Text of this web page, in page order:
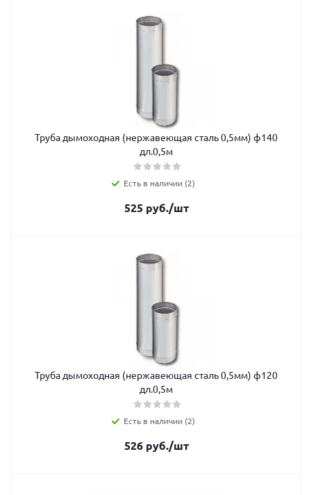
Труба дымоходная (нержавеющая сталь 0,5мм) ф140
дл.0,5м
Есть в наличии (2)
525руб./шт
Труба дымоходная (нержавеющая сталь 0,5мм) ф120
дл.0,5м
Есть в наличии (2)
526руб./шт